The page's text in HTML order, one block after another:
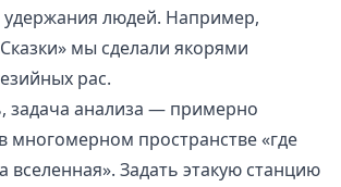
удержания людей. Например,
мы сделали якорями
рас.
задача анализа — примерно
многомерном пространстве «где
вселенная». Задать этакую станцию